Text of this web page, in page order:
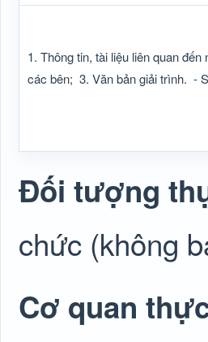
1. Thông tin, tài liệu liên quan
các bên; 3. Văn bản giải trình. -
Đối tượng
chức (không
Cơ quan